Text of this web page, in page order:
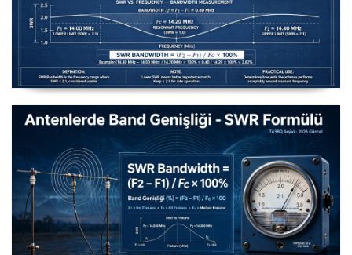
Uzuntel’den Yagi’ye [Longwire’den Yagi-Uda’ya Anten